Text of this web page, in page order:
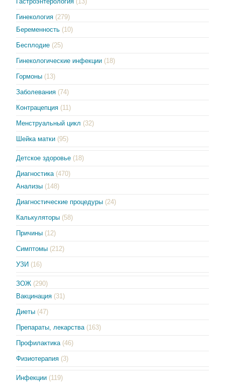
Гинекология (279)
Беременность (10)
Бесплодие (25)
Гинекологические инфекции (18)
Гормоны (13)
Заболевания (74)
Контрацепция (11)
Менструальный цикл (32)
Шейка матки (95)
Детское здоровье (18)
Диагностика (470)
Анализы (148)
Диагностические процедуры (24)
Калькуляторы (58)
Причины (12)
Симптомы (212)
УЗИ (16)
ЗОЖ (290)
Вакцинация (31)
Диеты (47)
Препараты, лекарства (163)
Профилактика (46)
Физиотерапия (3)
Инфекции (119)